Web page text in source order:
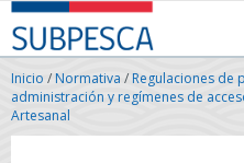
Contenido
principal
SUBPESCA
-
Subsecretaría
de
Pesca
y
Inicio /Normativa / Regulaciones de
administración y regímenes de
Artesanal